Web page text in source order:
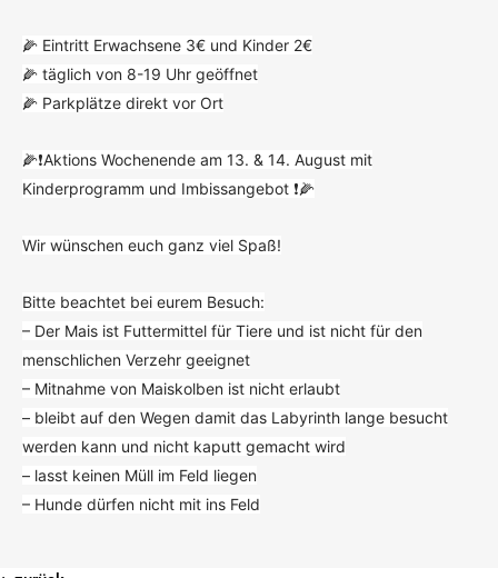
🌽 Eintritt Erwachsene 3€ und Kinder 2€
🌽 täglich von 8-19 Uhr geöffnet
🌽 Parkplätze direkt vor Ort
🌽❗️Aktions Wochenende am 13. & 14. August mit
Kinderprogramm und Imbissangebot ❗️🌽
Wir wünschen euch ganz viel Spaß!
Bitte beachtet bei eurem Besuch:
– Der Mais ist Futtermittel für Tiere und ist nicht für den
menschlichen Verzehr geeignet
– Mitnahme von Maiskolben ist nicht erlaubt
– bleibt auf den Wegen damit das Labyrinth lange besucht
werden kann und nicht kaputt gemacht wird
– lasst keinen Müll im Feld liegen
– Hunde dürfen nicht mit ins Feld